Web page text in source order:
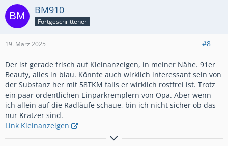
BM910
Fortgeschrittener
19. März 2025 #8
Der ist gerade frisch auf Kleinanzeigen, in meiner Nähe. 91er
Beauty, alles in blau. Könnte auch wirklich interessant sein von
der Substanz her mit 58TKM falls er wirklich rostfrei ist. Trotz
ein paar ordentlichen Einparkremplern von Opa. Aber wenn
ich allein auf die Radläufe schaue, bin ich nicht sicher ob das
nur Kratzer sind.
Link Kleinanzeigen
1999-2001 1988erKadett E GSi